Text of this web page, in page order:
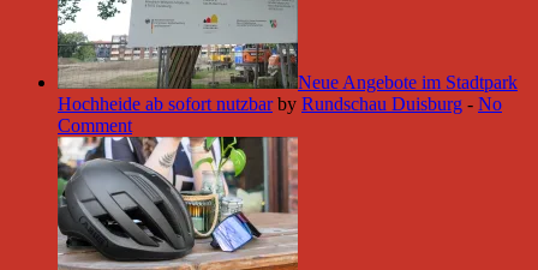
Neue Angebote im Stadtpark
Hochheide ab sofort nutzbar by Rundschau Duisburg - No
Comment